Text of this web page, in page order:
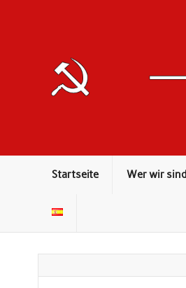
Startseite Wer wir sind